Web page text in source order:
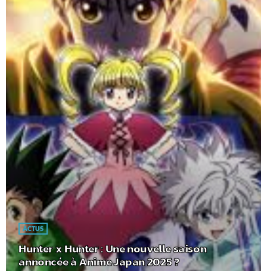
ACTUS
Hunter x Hunter : Une nouvelle saison
annoncée à Anime Japan 2025 ?